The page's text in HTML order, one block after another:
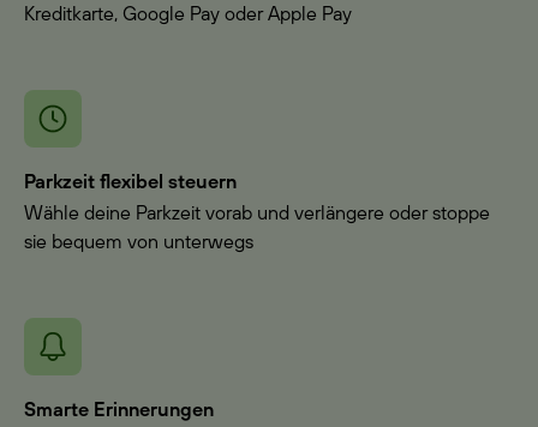
Kreditkarte, Google Pay oder Apple Pay
Parkzeit flexibel steuern
Wähle deine Parkzeit vorab und verlängere oder stoppe
sie bequem von unterwegs
Smarte Erinnerungen